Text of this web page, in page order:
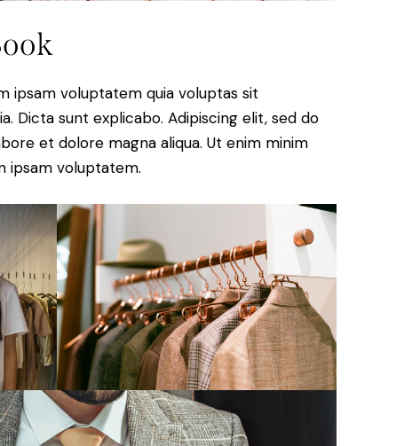
ipsam voluptatem quia voluptas sit
Dicta sunt explicabo. Adipiscing elit, sed do
et dolore magna aliqua. Ut enim minim
ipsam voluptatem.